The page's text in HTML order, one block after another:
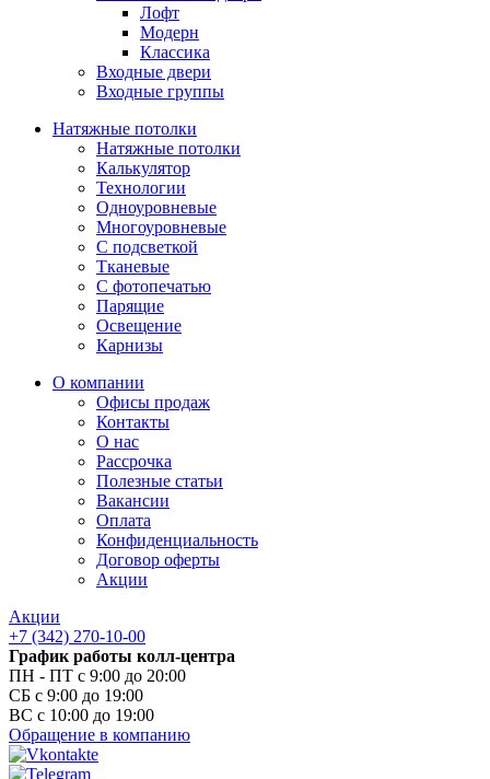
Лофт
Модерн
Классика
Входные двери
Входные группы
Натяжные потолки
Натяжные потолки
Калькулятор
Технологии
Одноуровневые
Многоуровневые
С подсветкой
Тканевые
С фотопечатью
Парящие
Освещение
Карнизы
О компании
Офисы продаж
Контакты
О нас
Рассрочка
Полезные статьи
Вакансии
Оплата
Конфиденциальность
Договор оферты
Акции
Акции
+7 (342) 270-10-00
График работы колл-центра
ПН - ПТ с 9:00 до 20:00
СБ с 9:00 до 19:00
ВС с 10:00 до 19:00
Обращение в компанию